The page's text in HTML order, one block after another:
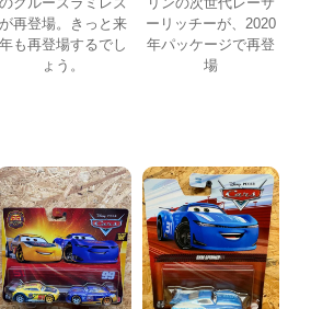
が再登場。きっと来
年も再登場するでし
ょう。
ーリッチーが、2020
年パッケージで再登
場